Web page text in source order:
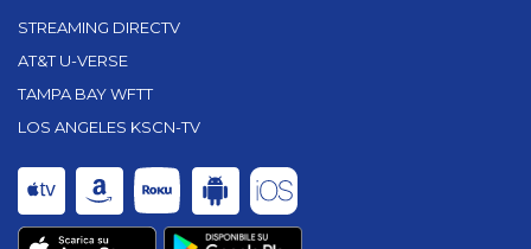
STREAMING DIRECTV
AT&T U-VERSE
TAMPA BAY WFTT
LOS ANGELES KSCN-TV